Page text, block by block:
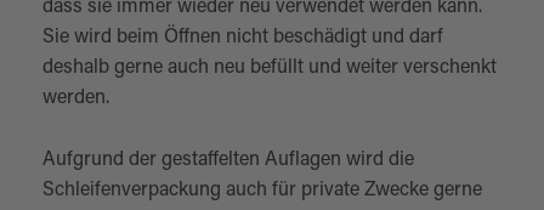
dass sie immer wieder neu verwendet werden kann.
Sie wird beim Öffnen nicht beschädigt und darf
deshalb gerne auch neu befüllt und weiter verschenkt
werden.
Aufgrund der gestaffelten Auflagen wird die
Schleifenverpackung auch für private Zwecke gerne